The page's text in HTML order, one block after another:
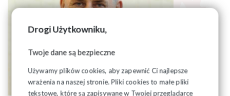
Drogi Użytkowniku,
Twoje dane są bezpieczne
Używamy plików cookies, aby zapewnić Ci najlepsze
wrażenia na naszej stronie. Pliki cookies to małe pliki
tekstowe, które są zapisywane w Twojej przeglądarce